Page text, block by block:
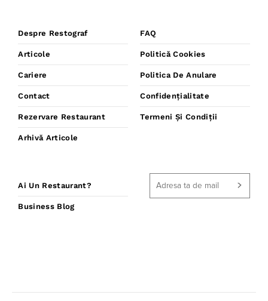
Despre Restograf
Articole
Cariere
Contact
Rezervare Restaurant
Arhivă Articole
FAQ
Politică Cookies
Politica De Anulare
Confidențialitate
Termeni Și Condiții
Ai Un Restaurant?
Business Blog